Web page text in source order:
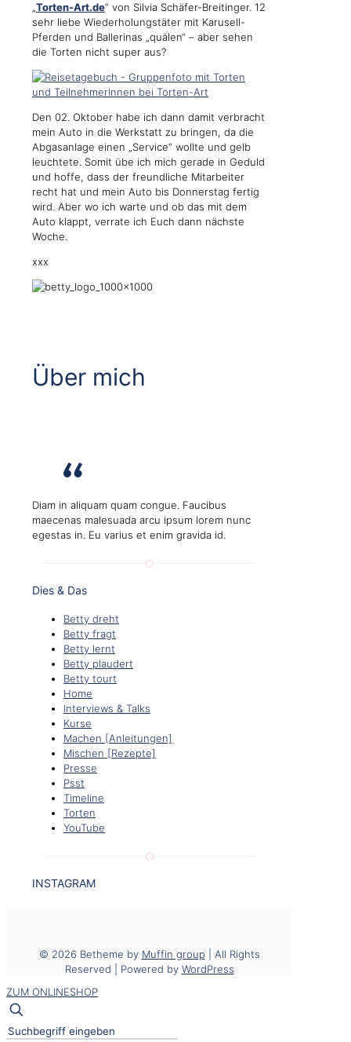
„Torten-Art.de“ von Silvia Schäfer-Breitinger. 12
sehr liebe Wiederholungstäter mit Karusell-
Pferden und Ballerinas „quälen“ – aber sehen
die Torten nicht super aus?
Den 02. Oktober habe ich dann damit verbracht
mein Auto in die Werkstatt zu bringen, da die
Abgasanlage einen „Service“ wollte und gelb
leuchtete. Somit übe ich mich gerade in Geduld
und hoffe, dass der freundliche Mitarbeiter
recht hat und mein Auto bis Donnerstag fertig
wird. Aber wo ich warte und ob das mit dem
Auto klappt, verrate ich Euch dann nächste
Woche.
xxx
Über mich
Diam in aliquam quam congue. Faucibus
maecenas malesuada arcu ipsum lorem nunc
egestas in. Eu varius et enim gravida id.
Dies & Das
Betty dreht
Betty fragt
Betty lernt
Betty plaudert
Betty tourt
Home
Interviews & Talks
Kurse
Machen [Anleitungen]
Mischen [Rezepte]
Presse
Psst
Timeline
Torten
YouTube
INSTAGRAM
© 2026 Betheme by Muffin group | All Rights
Reserved | Powered by WordPress
ZUM ONLINESHOP